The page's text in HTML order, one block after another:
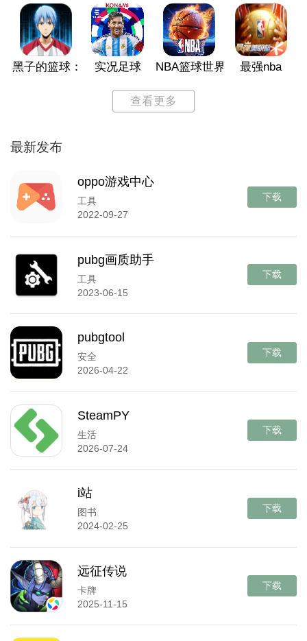
黑子的篮球：街头对决
实况足球 NBA篮球世界 最强nba
查看更多
最新发布
oppo游戏中心
工具
2022-09-27
下载
pubg画质助手
工具
2023-06-15
下载
pubgtool
安全
2026-04-22
下载
SteamPY
生活
2026-07-24
下载
i站
图书
2024-02-25
下载
远征传说
卡牌
2025-11-15
下载